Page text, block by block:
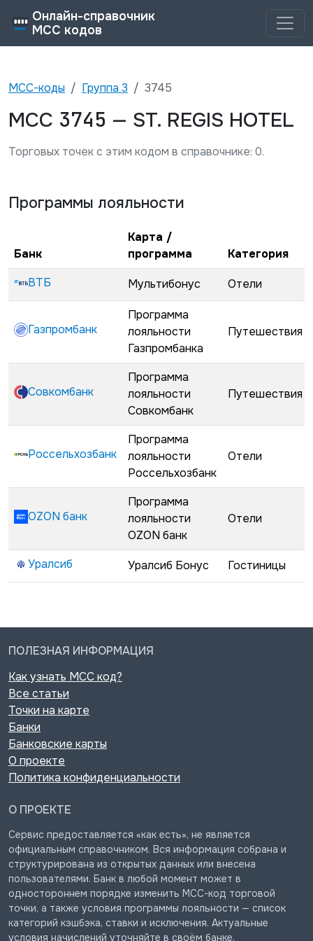
Онлайн-справочник
MCC кодов
MCC-коды Группа 3 3745
MCC 3745 — ST. REGIS HOTEL
Торговых точек с этим кодом в справочнике: 0.
Программы лояльности
Банк
Карта /
программа
Категория
ВТБ
Мультибонус Отели
Газпромбанк
Программа
лояльности
Газпромбанка
Путешествия
Совкомбанк
Программа
лояльности
Совкомбанк
Путешествия
Россельхозбанк
Программа
лояльности
Россельхозбанк
Отели
OZON банк
Программа
лояльности
OZON банк
Отели
Уралсиб Уралсиб Бонус Гостиницы
ПОЛЕЗНАЯ ИНФОРМАЦИЯ
Как узнать MCC код?
Все статьи
Точки на карте
Банки
Банковские карты
О проекте
Политика конфиденциальности
О ПРОЕКТЕ
Сервис предоставляется «как есть», не является
официальным справочником. Вся информация собрана и
структурирована из открытых данных или внесена
пользователями. Банк в любой момент может в
одностороннем порядке изменить MCC-код торговой
точки, а также условия программы лояльности — список
категорий кэшбэка, ставки и исключения. Актуальные
условия начислений уточняйте в своём банке.